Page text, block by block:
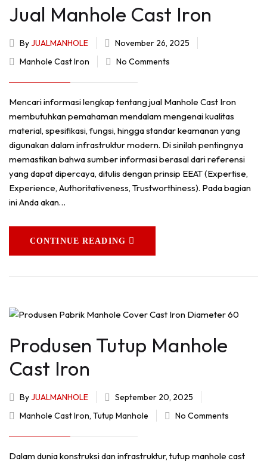
Jual Manhole Cast Iron
ByJUALMANHOLE
November 26, 2025
Manhole Cast Iron
No Comments
Mencari informasi lengkap tentang jual Manhole Cast Iron
membutuhkan pemahaman mendalam mengenai kualitas
material, spesifikasi, fungsi, hingga standar keamanan yang
digunakan dalam infrastruktur modern. Di sinilah pentingnya
memastikan bahwa sumber informasi berasal dari referensi
yang dapat dipercaya, ditulis dengan prinsip EEAT (Expertise,
Experience, Authoritativeness, Trustworthiness). Pada bagian
ini Anda akan…
CONTINUE READING
Produsen Tutup Manhole
Cast Iron
ByJUALMANHOLE
September 20, 2025
Manhole Cast Iron, Tutup Manhole No Comments
Dalam dunia konstruksi dan infrastruktur, tutup manhole cast